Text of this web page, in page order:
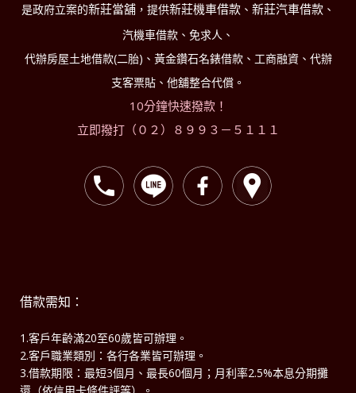
是政府立案的新莊當舖 ，提供新莊機車借款 、 新莊汽車借款 、
汽機車借款、免求人、
代辦房屋土地借款(二胎)、黃金鑽石名錶借款、工商融資、代辦
支客票貼、他舖整合代償。
10分鐘快速撥款！
立即撥打（０２）８９９３－５１１１
借款需知：
1.客戶年齡滿20至60歲皆可辦理。
2.客戶職業類別：各行各業皆可辦理。
3.借款期限：最短3個月、最長60個月；月利率2.5%本息分期攤